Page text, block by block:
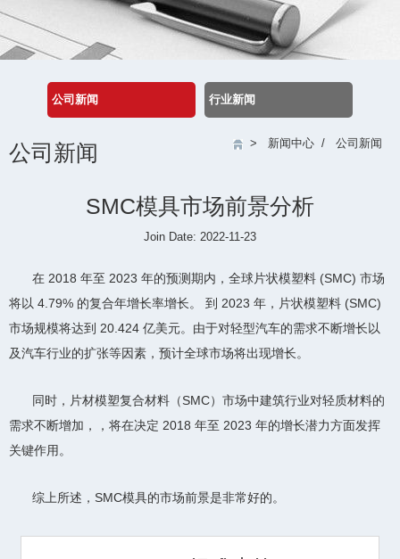
公司新闻 行业新闻
公司新闻 > 新闻中心 / 公司新闻
SMC模具市场前景分析
Join Date: 2022-11-23
在 2018 年至 2023 年的预测期内，全球片状模塑料 (SMC) 市场
将以 4.79% 的复合年增长率增长。 到 2023 年，片状模塑料 (SMC)
市场规模将达到 20.424 亿美元。由于对轻型汽车的需求不断增长以
及汽车行业的扩张等因素，预计全球市场将出现增长。
同时，片材模塑复合材料（SMC）市场中建筑行业对轻质材料的
需求不断增加，，将在决定 2018 年至 2023 年的增长潜力方面发挥
关键作用。
综上所述，SMC模具的市场前景是非常好的。